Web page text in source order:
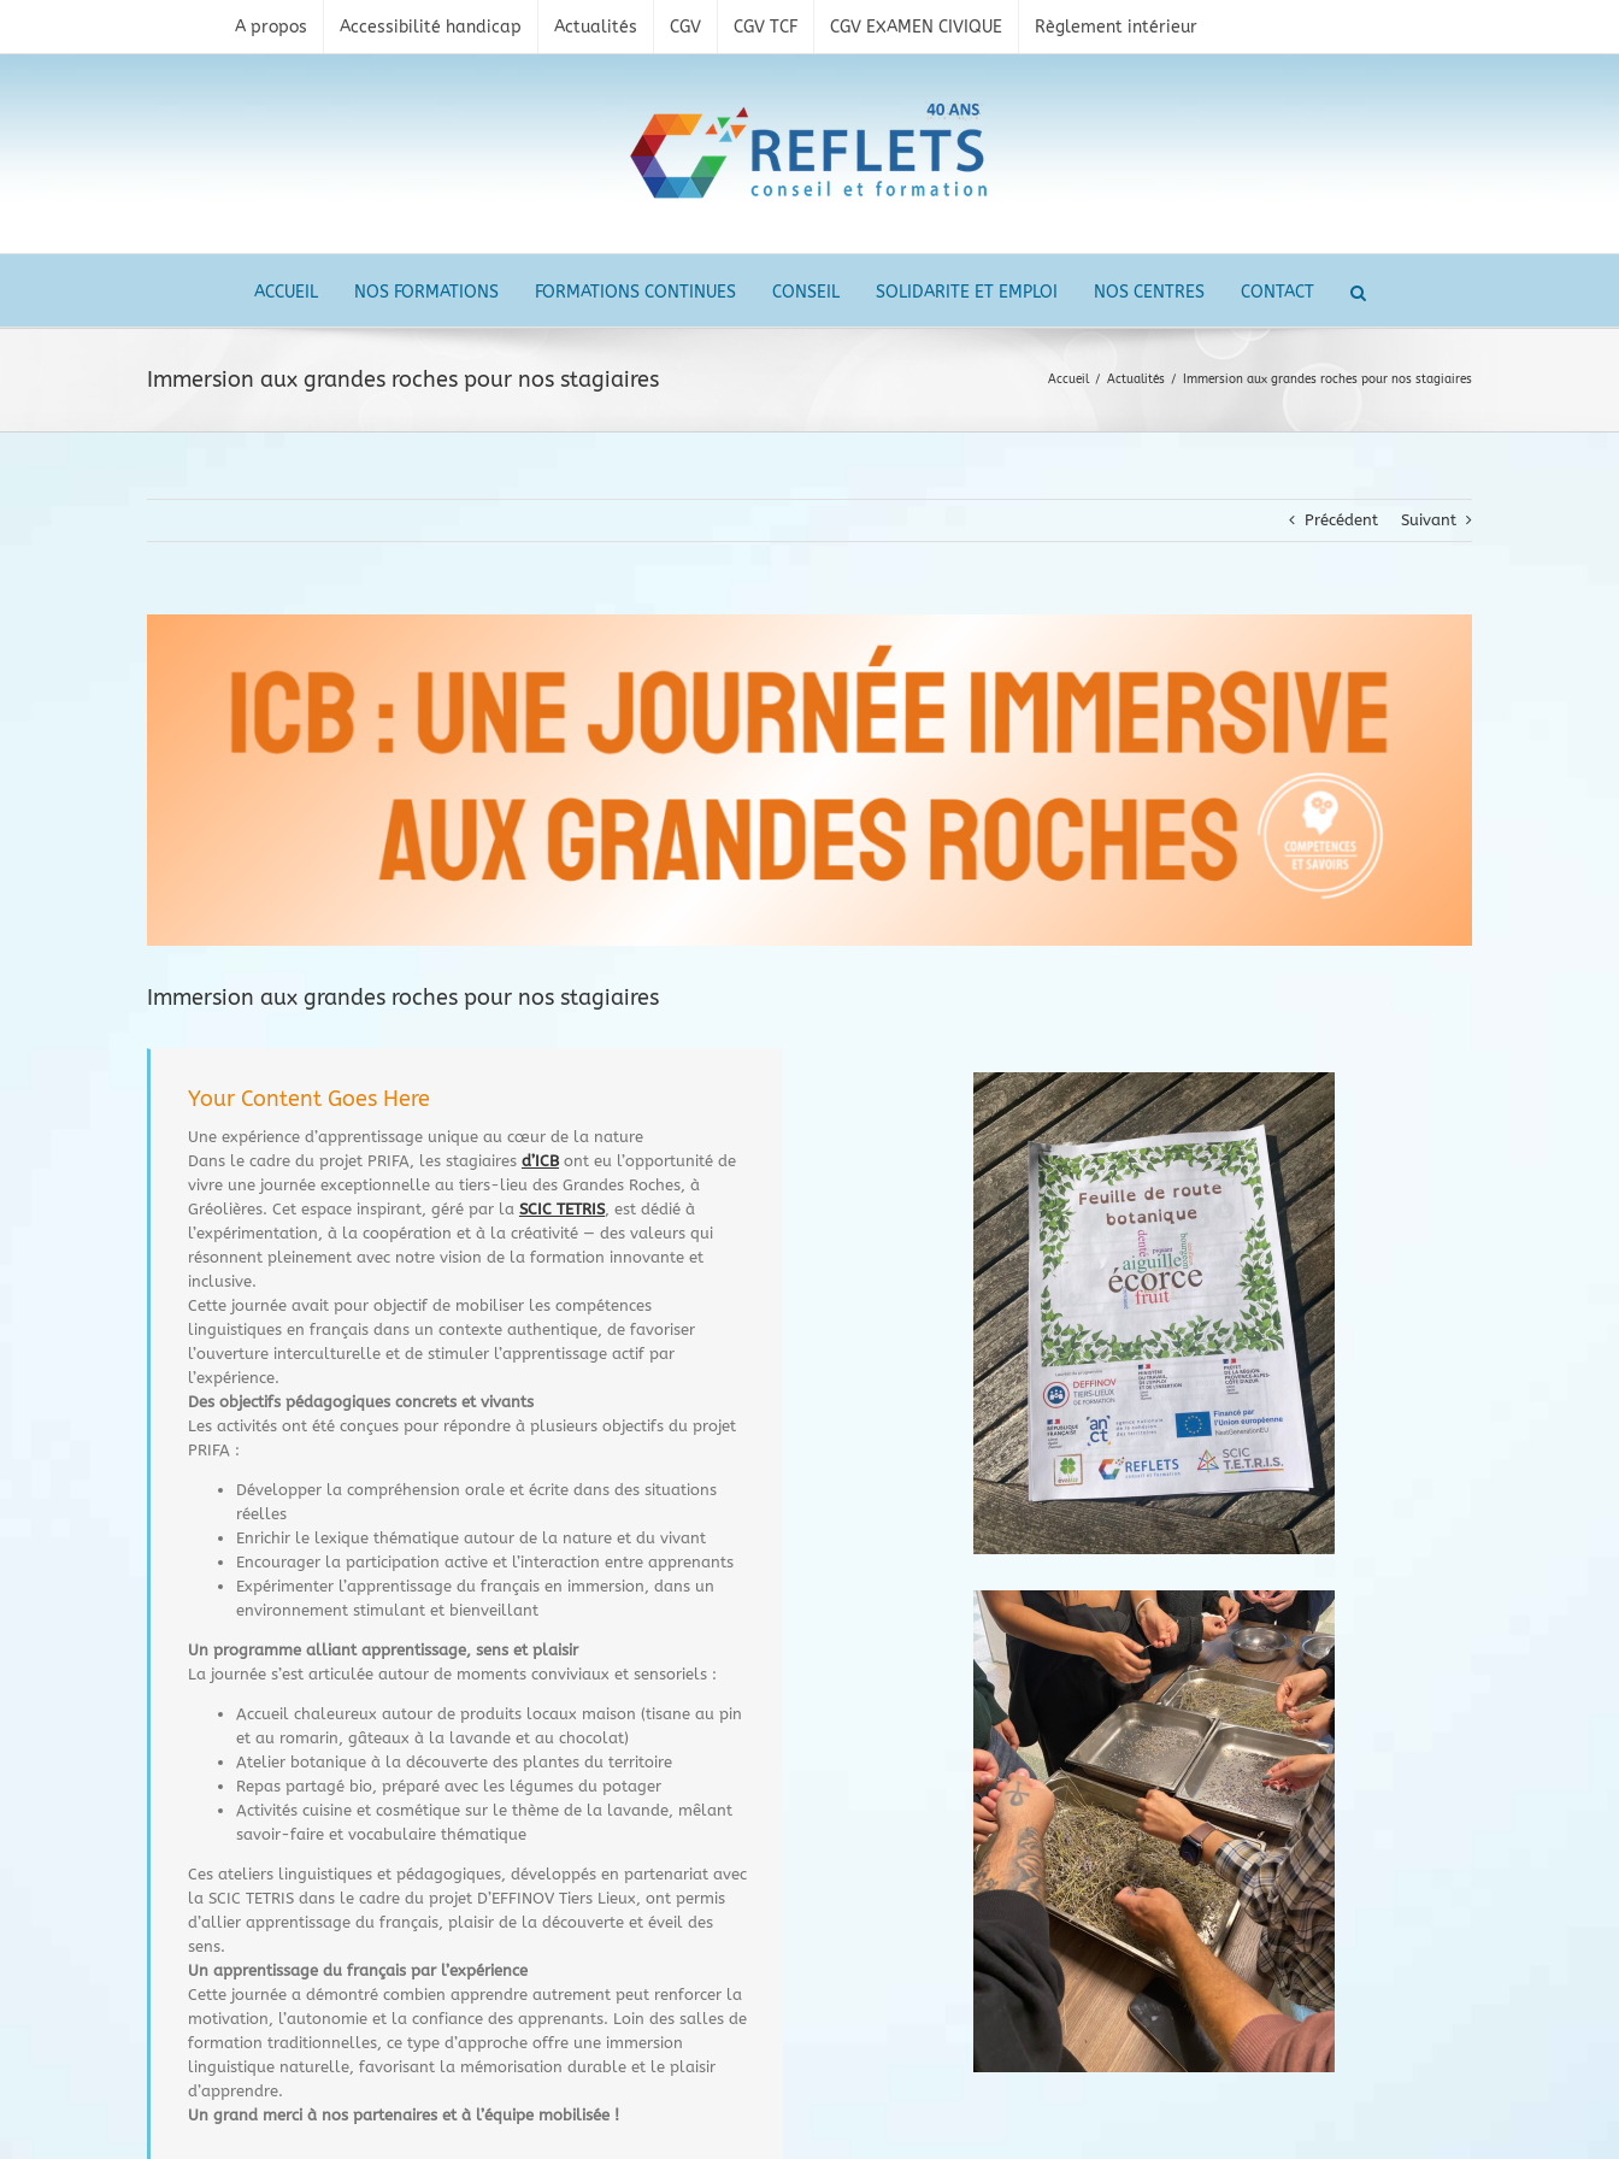
content
A propos Accessibilité handicap Actualités CGV CGV TCF CGV EXAMEN CIVIQUE Règlement intérieur
ACCUEIL NOS FORMATIONS FORMATIONS CONTINUES CONSEIL SOLIDARITE ET EMPLOI NOS CENTRES CONTACT
Immersion aux grandes roches pour nos stagiaires Accueil / Actualités / Immersion aux grandes roches pour nos stagiaires
Précédent Suivant
Immersion aux grandes roches pour nos stagiaires
Your Content Goes Here
Une expérience d’apprentissage unique au cœur de la nature
Dans le cadre du projet PRIFA, les stagiaires d’ICBont eu l’opportunité de
vivre une journée exceptionnelle au tiers-lieu des Grandes Roches, à
Gréolières. Cet espace inspirant, géré par la SCIC TETRIS, est dédié à
l’expérimentation, à la coopération et à la créativité — des valeurs qui
résonnent pleinement avec notre vision de la formation innovante et
inclusive.
Cette journée avait pour objectif de mobiliser les compétences
linguistiques en français dans un contexte authentique, de favoriser
l’ouverture interculturelle et de stimuler l’apprentissage actif par
l’expérience.
Des objectifs pédagogiques concrets et vivants
Les activités ont été conçues pour répondre à plusieurs objectifs du projet
PRIFA :
Développer la compréhension orale et écrite dans des situations
réelles
Enrichir le lexique thématique autour de la nature et du vivant
Encourager la participation active et l’interaction entre apprenants
Expérimenter l’apprentissage du français en immersion, dans un
environnement stimulant et bienveillant
Un programme alliant apprentissage, sens et plaisir
La journée s’est articulée autour de moments conviviaux et sensoriels :
Accueil chaleureux autour de produits locaux maison (tisane au pin
et au romarin, gâteaux à la lavande et au chocolat)
Atelier botanique à la découverte des plantes du territoire
Repas partagé bio, préparé avec les légumes du potager
Activités cuisine et cosmétique sur le thème de la lavande, mêlant
savoir-faire et vocabulaire thématique
Ces ateliers linguistiques et pédagogiques, développés en partenariat avec
la SCIC TETRIS dans le cadre du projet D’EFFINOV Tiers Lieux, ont permis
d’allier apprentissage du français, plaisir de la découverte et éveil des
sens.
Un apprentissage du français par l’expérience
Cette journée a démontré combien apprendre autrement peut renforcer la
motivation, l’autonomie et la confiance des apprenants. Loin des salles de
formation traditionnelles, ce type d’approche offre une immersion
linguistique naturelle, favorisant la mémorisation durable et le plaisir
d’apprendre.
Un grand merci à nos partenaires et à l’équipe mobilisée !